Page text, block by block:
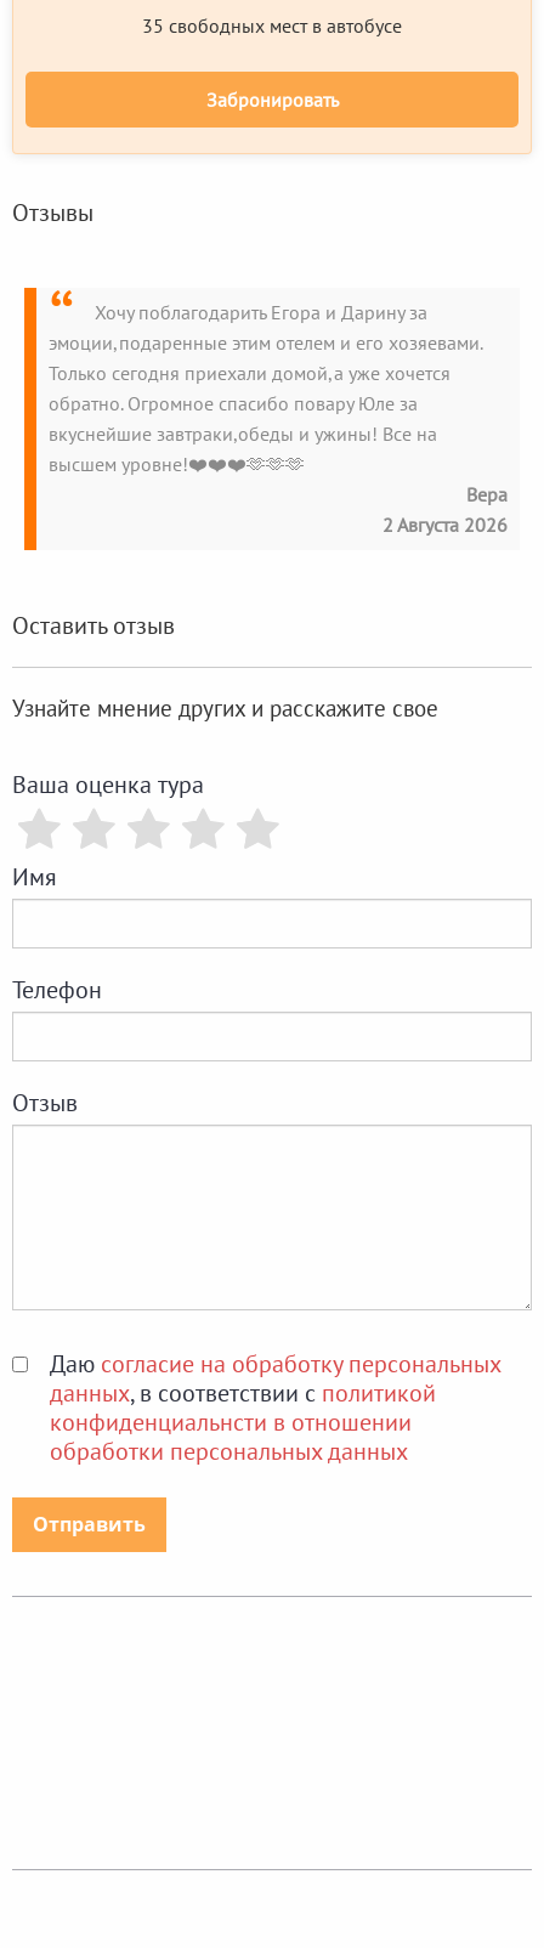
35 свободных мест в автобусе
Забронировать
Отзывы
Хочу поблагодарить Егора и Дарину за
эмоции,подаренные этим отелем и его хозяевами.
Только сегодня приехали домой,а уже хочется
обратно. Огромное спасибо повару Юле за
вкуснейшие завтраки,обеды и ужины! Все на
высшем уровне!❤️❤️❤️🫶🫶🫶
Вера
2 Августа 2026
Оставить отзыв
Узнайте мнение других и расскажите свое
Ваша оценка тура
Имя
Телефон
Отзыв
Даю согласие на обработку персональных
данных, в соответствии с политикой
конфиденциальнсти в отношении
обработки персональных данных